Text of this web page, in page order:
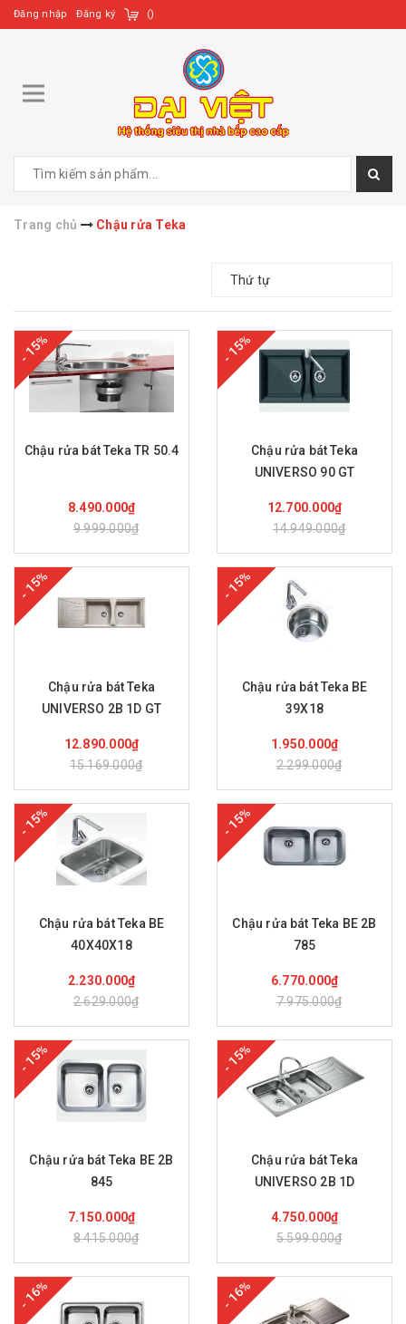
Đăng nhập Đăng ký ()
Trang chủ Chậu rửa Teka
Thứ tự
- 15%
Chậu rửa bát Teka TR 50.4
8.490.000₫
9.999.000₫
- 15%
Chậu rửa bát Teka
UNIVERSO 90 GT
12.700.000₫
14.949.000₫
- 15%
Chậu rửa bát Teka
UNIVERSO 2B 1D GT
12.890.000₫
15.169.000₫
- 15%
Chậu rửa bát Teka BE
39X18
1.950.000₫
2.299.000₫
- 15%
Chậu rửa bát Teka BE
40X40X18
2.230.000₫
2.629.000₫
- 15%
Chậu rửa bát Teka BE 2B
785
6.770.000₫
7.975.000₫
- 15%
Chậu rửa bát Teka BE 2B
845
7.150.000₫
8.415.000₫
- 15%
Chậu rửa bát Teka
UNIVERSO 2B 1D
4.750.000₫
5.599.000₫
- 16% - 16%